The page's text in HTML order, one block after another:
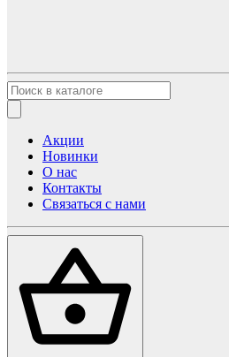
Акции
Новинки
О нас
Контакты
Связаться с нами